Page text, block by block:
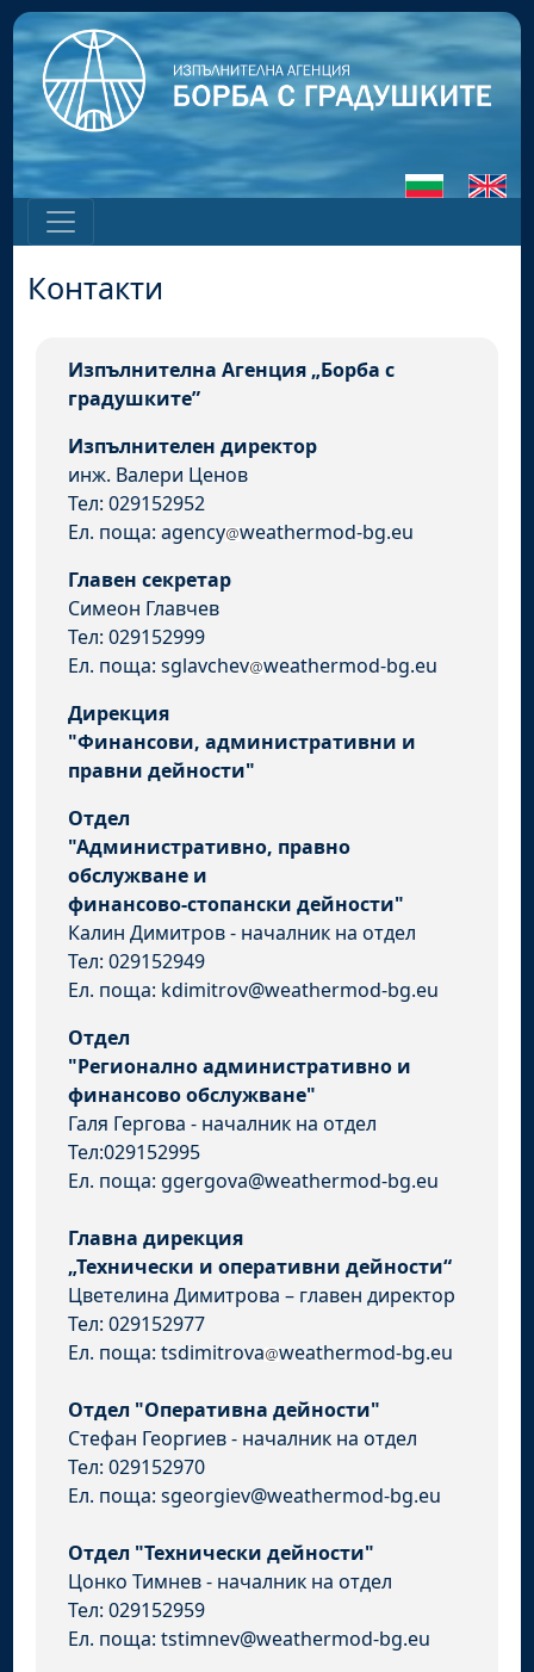
Контакти
Изпълнителна Агенция „Борба с
градушките”
Изпълнителен директор
инж. Валери Ценов
Тел: 029152952
Ел. поща: agency weathermod-bg.eu
Главен секретар
Симеон Главчев
Тел: 029152999
Ел. поща: sglavchev weathermod-bg.eu
Дирекция
"Финансови, административни и
правни дейности"
Отдел
"Административно, правно
обслужване и
финансово-стопански дейности"
Калин Димитров - началник на отдел
Тел: 029152949
Ел. поща: kdimitrov@weathermod-bg.eu
Отдел
"Регионално административно и
финансово обслужване"
Галя Гергова - началник на отдел
Тел:029152995
Ел. поща: ggergova@weathermod-bg.eu
Главна дирекция
„Технически и оперативни дейности“
Цветелина Димитрова – главен директор
Тел: 029152977
Ел. поща: tsdimitrova weathermod-bg.eu
Отдел "Оперативна дейности"
Стефан Георгиев - началник на отдел
Тел: 029152970
Ел. поща: sgeorgiev@weathermod-bg.eu
Отдел "Технически дейности"
Цонко Тимнев - началник на отдел
Тел: 029152959
Ел. поща: tstimnev@weathermod-bg.eu